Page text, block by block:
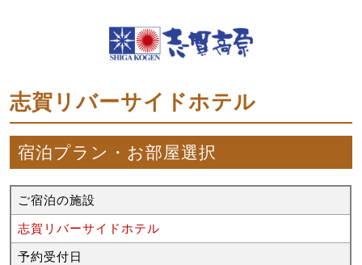
志賀リバーサイドホテル
宿泊プラン・お部屋選択
ご宿泊の施設
志賀リバーサイドホテル
予約受付日